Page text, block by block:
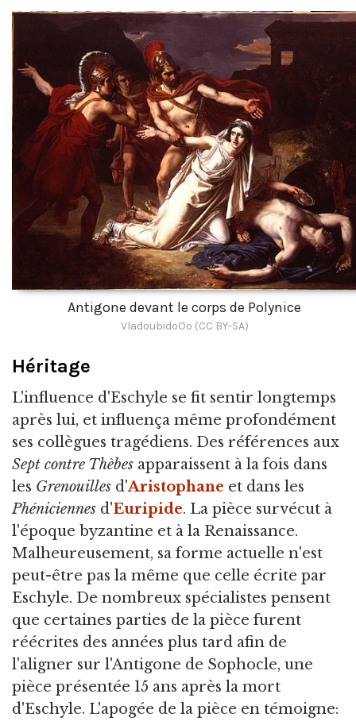
Antigone devant le corps de Polynice
VladoubidoOo (CC BY-SA)
Héritage
L'influence d'Eschyle se fit sentir longtemps
après lui, et influença même profondément
ses collègues tragédiens. Des références aux
Sept contre Thèbes apparaissent à la fois dans
les Grenouilles d'Aristophane et dans les
Phéniciennes d'Euripide. La pièce survécut à
l'époque byzantine et à la Renaissance.
Malheureusement, sa forme actuelle n'est
peut-être pas la même que celle écrite par
Eschyle. De nombreux spécialistes pensent
que certaines parties de la pièce furent
réécrites des années plus tard afin de
l'aligner sur l'Antigone de Sophocle, une
pièce présentée 15 ans après la mort
d'Eschyle. L'apogée de la pièce en témoigne: